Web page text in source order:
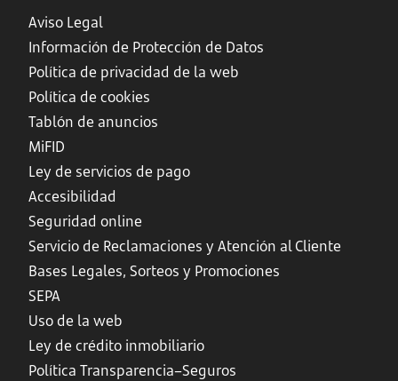
Aviso Legal
Información de Protección de Datos
Política de privacidad de la web
Política de cookies
Tablón de anuncios
MiFID
Ley de servicios de pago
Accesibilidad
Seguridad online
Servicio de Reclamaciones y Atención al Cliente
Bases Legales, Sorteos y Promociones
SEPA
Uso de la web
Ley de crédito inmobiliario
Política Transparencia–Seguros